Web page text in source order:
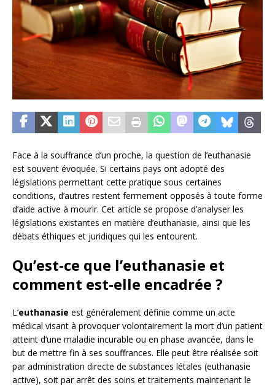
Face à la souffrance d’un proche, la question de l’euthanasie
est souvent évoquée. Si certains pays ont adopté des
législations permettant cette pratique sous certaines
conditions, d’autres restent fermement opposés à toute forme
d’aide active à mourir. Cet article se propose d’analyser les
législations existantes en matière d’euthanasie, ainsi que les
débats éthiques et juridiques qui les entourent.
Qu’est-ce que l’euthanasie et
comment est-elle encadrée ?
L’euthanasie est généralement définie comme un acte
médical visant à provoquer volontairement la mort d’un patient
atteint d’une maladie incurable ou en phase avancée, dans le
but de mettre fin à ses souffrances. Elle peut être réalisée soit
par administration directe de substances létales (euthanasie
active), soit par arrêt des soins et traitements maintenant le